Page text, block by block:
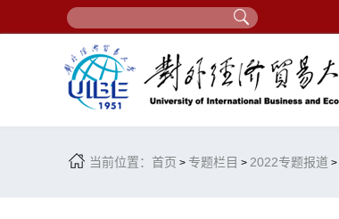
当前位置： 首页 > 专题栏目 > 2022专题报道 >